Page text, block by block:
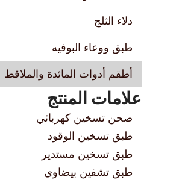
دلاء الثلج
طبق ووعاء البوفيه
أطقم أدوات المائدة والملاقط
علامات المنتج
صحن تسخين كهربائي
طبق تسخين الوقود
طبق تسخين مستدير
طبق تشفين بيضاوي